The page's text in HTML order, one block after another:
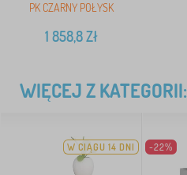
PK CZARNY POŁYSK
1 858,8Zł
WIĘCEJ Z KATEGORII:
W CIĄGU 14 DNI -22%